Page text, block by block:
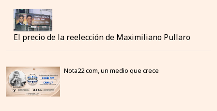
El precio de la reelección de Maximiliano Pullaro
Nota22.com, un medio que crece